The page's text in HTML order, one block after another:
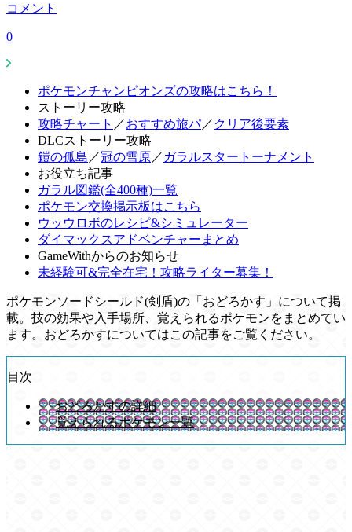
コメント
0
ポケモンチャンピオンズの攻略はこちら！
ストーリー攻略
攻略チャート ／おすすめ旅パ／ クリア後要素
DLCストーリー攻略
鎧の孤島 ／冠の雪原／ ガラルスタートーナメント
お役立ち記事
ガラル図鑑(全400種)一覧
ポケモン交換掲示板はこちら
ウッウロボのレシピ&シミュレーター
ダイマックスアドベンチャーまとめ
GameWithからのお知らせ
未経験可&完全在宅！攻略ライター募集！
ポケモンソードシールド(剣盾)の「おどろかす」について掲
載。技の効果や入手場所、覚えられるポケモンをまとめてい
ます。おどろかすについてはこの記事をご覧ください。
目次
おどろかすの詳細
覚えられるポケモン一覧